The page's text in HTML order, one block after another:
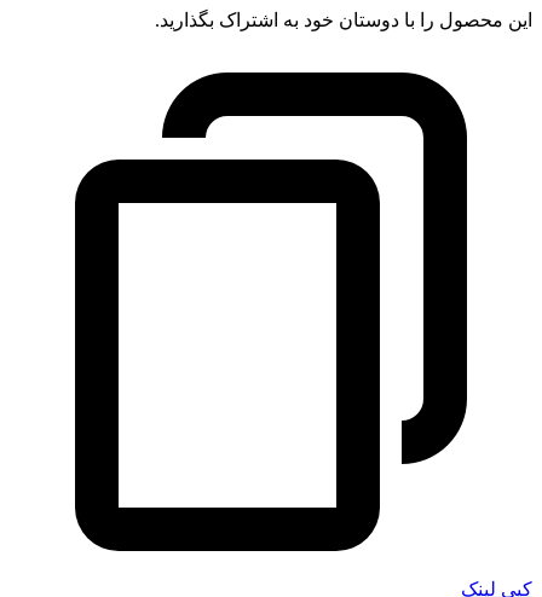
این محصول را با دوستان خود به اشتراک بگذارید.
کپی لینک